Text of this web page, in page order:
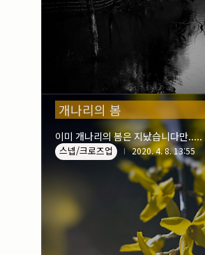
개나리의 봄
이미 개나리의 봄은 지났습니다만.....
스넵/크로즈업 2020. 4. 8. 13:55